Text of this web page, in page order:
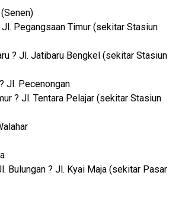
Jl. Pegangsaan Timur (sekitar Stasiun
? Jl. Jatibaru Bengkel (sekitar Stasiun
Jl. Pecenongan
? Jl. Tentara Pelajar (sekitar Stasiun
Bulungan ? Jl. Kyai Maja (sekitar Pasar